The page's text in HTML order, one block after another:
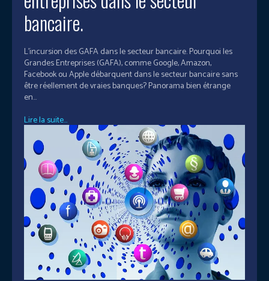
bancaire.
L’incursion des GAFA dans le secteur bancaire. Pourquoi les
Grandes Entreprises (GAFA), comme Google, Amazon,
Facebook ou Apple débarquent dans le secteur bancaire sans
être réellement de vraies banques? Panorama bien étrange
en...
Lire la suite...